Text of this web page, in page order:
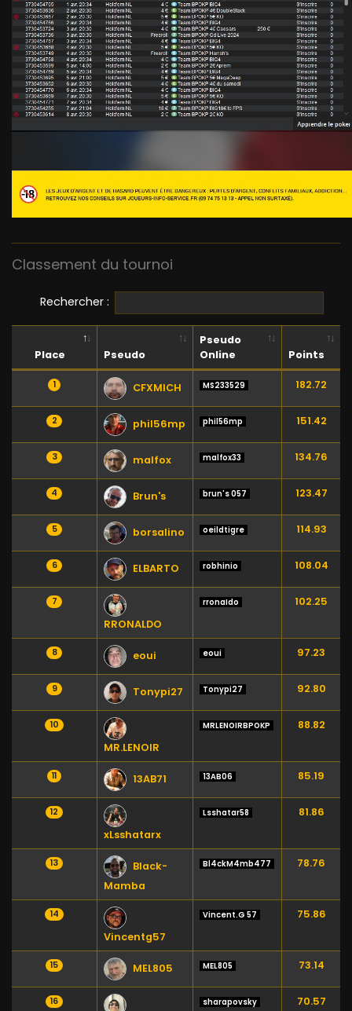
Classement du tournoi
Rechercher :
Place Pseudo
Pseudo
Online
Points
1 CFXMICH MS233529 182.72
2 phil56mp phil56mp 151.42
3 malfox malfox33 134.76
4 Brun's brun's 057 123.47
5 borsalino oeildtigre 114.93
6 ELBARTO robhinio 108.04
7
RRONALDO
rronaIdo 102.25
8 eoui eoui 97.23
9 Tonypi27 Tonypi27 92.80
10
MR.LENOIR
MRLENOIRBPOKP 88.82
11 13AB71 13AB06 85.19
12
xLsshatarx
Lsshatar58 81.86
13
Black-
Mamba
Bl4ckM4mb477 78.76
14
Vincentg57
Vincent.G 57 75.86
15 MEL805 MEL805 73.14
16 sharapovsky 70.57